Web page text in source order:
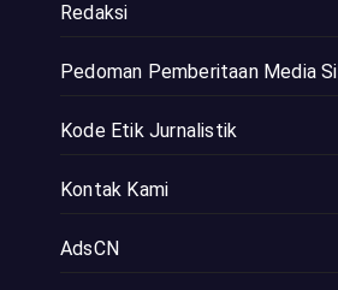
Redaksi
Pedoman Pemberitaan Media
Kode Etik Jurnalistik
Kontak Kami
AdsCN